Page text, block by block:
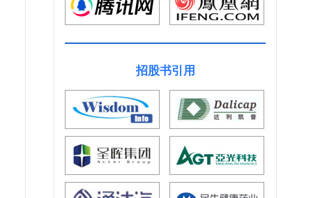
招股书引用